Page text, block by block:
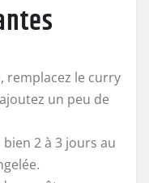
remplacez le curry
un peu de
2 à 3 jours au